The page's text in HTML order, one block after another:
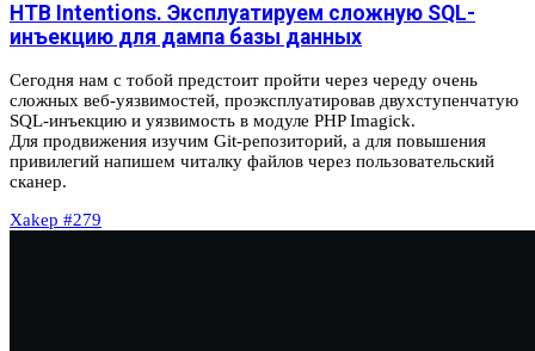
HTB Intentions. Эксплуатируем сложную SQL-
инъекцию для дампа базы данных
Сегодня нам с тобой предстоит пройти через череду очень
сложных веб‑уязвимостей, проэксплуатировав двухступенчатую
SQL-инъекцию и уязвимость в модуле PHP Imagick.
Для продвижения изучим Git-репозиторий, а для повышения
привилегий напишем читалку файлов через пользовательский
сканер.
Xakep #279